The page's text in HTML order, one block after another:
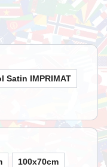
Satin IMPRIMAT
100x70cm